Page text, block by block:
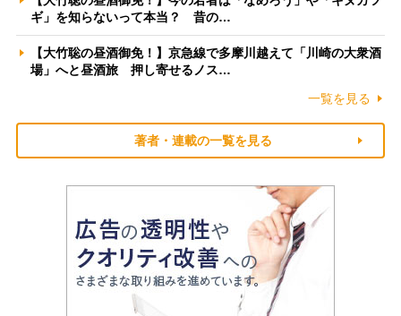
ギ」を知らないって本当？ 昔の…
【大竹聡の昼酒御免！】京急線で多摩川越えて「川崎の大衆酒
場」へと昼酒旅 押し寄せるノス…
一覧を見る
著者・連載の一覧を見る